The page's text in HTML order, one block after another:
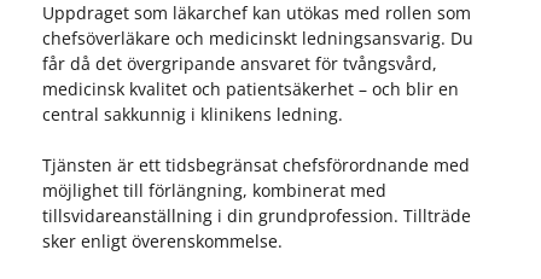
Uppdraget som läkarchef kan utökas med rollen som
chefsöverläkare och medicinskt ledningsansvarig. Du
får då det övergripande ansvaret för tvångsvård,
medicinsk kvalitet och patientsäkerhet – och blir en
central sakkunnig i klinikens ledning.
Tjänsten är ett tidsbegränsat chefsförordnande med
möjlighet till förlängning, kombinerat med
tillsvidareanställning i din grundprofession. Tillträde
sker enligt överenskommelse.